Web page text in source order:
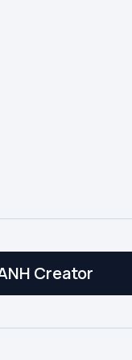
Creator